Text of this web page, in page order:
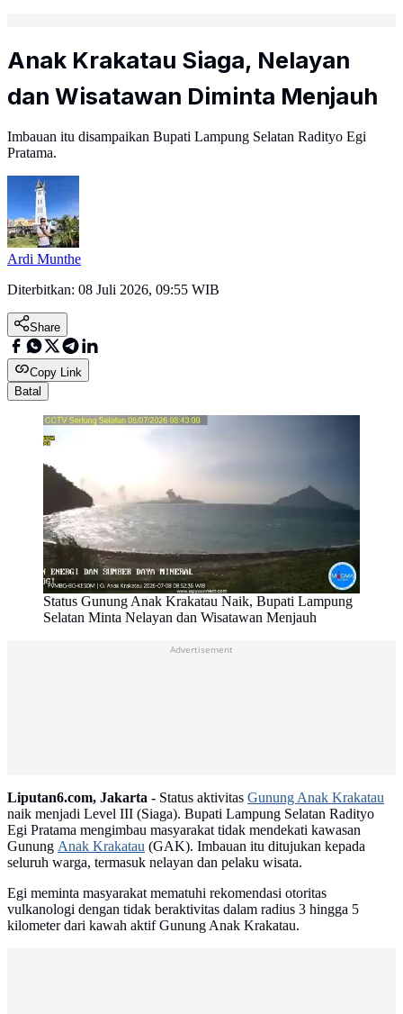
Anak Krakatau Siaga, Nelayan
dan Wisatawan Diminta Menjauh
Imbauan itu disampaikan Bupati Lampung Selatan Radityo Egi
Pratama.
Ardi Munthe
Diterbitkan: 08 Juli 2026, 09:55 WIB
Share
Copy Link
Batal
Status Gunung Anak Krakatau Naik, Bupati Lampung
Selatan Minta Nelayan dan Wisatawan Menjauh
Advertisement
Liputan6.com, Jakarta - Status aktivitas Gunung Anak Krakatau
naik menjadi Level III (Siaga). Bupati Lampung Selatan Radityo
Egi Pratama mengimbau masyarakat tidak mendekati kawasan
Gunung Anak Krakatau (GAK). Imbauan itu ditujukan kepada
seluruh warga, termasuk nelayan dan pelaku wisata.
Egi meminta masyarakat mematuhi rekomendasi otoritas
vulkanologi dengan tidak beraktivitas dalam radius 3 hingga 5
kilometer dari kawah aktif Gunung Anak Krakatau.